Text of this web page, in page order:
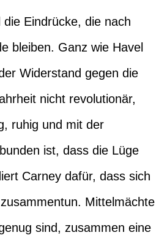
Eindrücke, die nach
bleiben. Ganz wie Havel
Widerstand gegen die
nicht revolutionär,
ruhig und mit der
ist, dass die Lüge
Carney dafür, dass sich
Mittelmächte
sind, zusammen eine